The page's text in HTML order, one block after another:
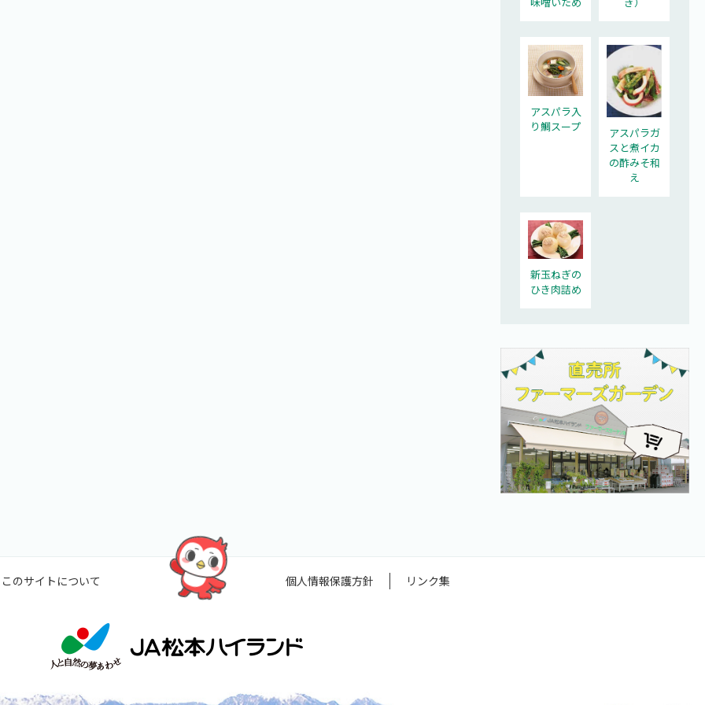
アスパラ入
り鯛スープ
アスパラガ
スと煮イカ
の酢みそ和
え
新玉ねぎの
ひき肉詰め
このサイトについて 個人情報保護方針 リンク集